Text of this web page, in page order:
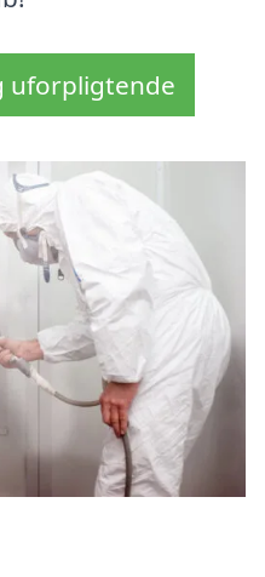
uforpligtende